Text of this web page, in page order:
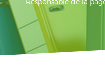
Responsable de la